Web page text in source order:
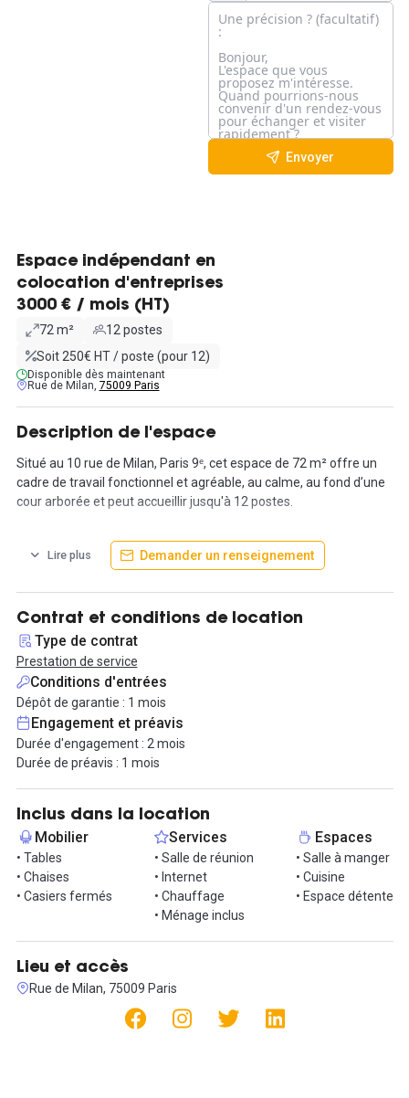
Envoyer
Espace indépendant en
colocation d'entreprises
3000 € / mois (HT)
72 m²
12 postes
Soit 250€ HT / poste (pour 12)
Disponible dès maintenant
Rue de Milan, 75009 Paris
Description de l'espace
Situé au 10 rue de Milan, Paris 9ᵉ, cet espace de 72 m² offre un
cadre de travail fonctionnel et agréable, au calme, au fond d’une
cour arborée et peut accueillir jusqu'à 12 postes.
L’aménagement se compose de deux entrées séparées. L’accès
principal s’ouvre sur une cuisine équipée et un espace convivial,
petit.
Le mobilier est déjà en place : grandes tables, fauteuils
ergonomiques, placards de rangement, mange-debout avec
chaises hautes, micro-ondes, cafetières et bouilloire.
Les services incluent le WIFI, l’électricité et le chauffage.
À quelques minutes à pied de la Gare Saint-Lazare, le secteur
bénéficie d’une excellente desserte en transports (métro lignes 3,
12, 13 et 14, trains Transilien) et d’une offre variée de
commerces et de restauration.
Loyer : 3 000 € HT / mois
Bail jusqu’au 12 mars 2026. Les locataires actuels quittent
ensuite les lieux, possibilité d’envisager un contrat direct auprès
du propriétaire.
Lire plus Demander un renseignement
Contrat et conditions de location
Type de contrat
Prestation de service
Conditions d'entrées
Dépôt de garantie : 1 mois
Engagement et préavis
Durée d'engagement : 2 mois
Durée de préavis : 1 mois
Inclus dans la location
Mobilier
• Tables
• Chaises
• Casiers fermés
Services
• Salle de réunion
• Internet
• Chauffage
• Ménage inclus
Espaces
• Salle à manger
• Cuisine
• Espace détente
Lieu et accès
Rue de Milan, 75009 Paris